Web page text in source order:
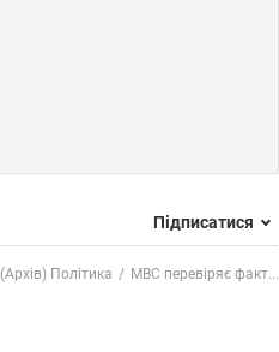
Підписатися
(Архів) Політика МВС перевіряє факт...